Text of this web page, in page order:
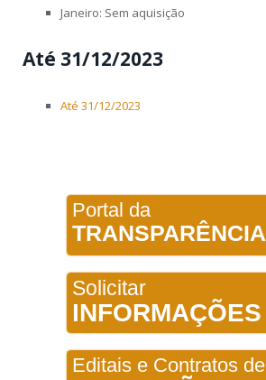
Janeiro: Sem aquisição
Até 31/12/2023
Até 31/12/2023
Portal da
TRANSPARÊNCIA
Solicitar
INFORMAÇÕES
Editais e Contratos de